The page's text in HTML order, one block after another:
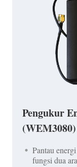
Pengukur
(WEM3080)
Pantau
fungsi dua